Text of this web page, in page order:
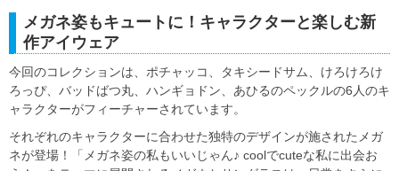
メガネ姿もキュートに！キャラクターと楽しむ新
作アイウェア
今回のコレクションは、ポチャッコ、タキシードサム、けろけろけ
ろっぴ、バッドばつ丸、ハンギョドン、あひるのペックルの6人のキ
ャラクターがフィーチャーされています。
それぞれのキャラクターに合わせた独特のデザインが施されたメガ
ネが登場！「メガネ姿の私もいいじゃん♪ coolでcuteな私に出会お